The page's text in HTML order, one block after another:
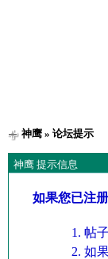
神鹰» 论坛提示
神鹰 提示信息
如果您已注
帖
如